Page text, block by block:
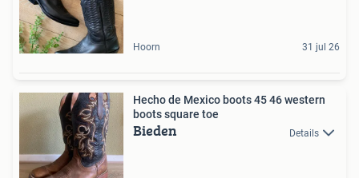
Hoorn 31 jul 26
Hecho de Mexico boots 45 46 western
boots square toe
Bieden Details